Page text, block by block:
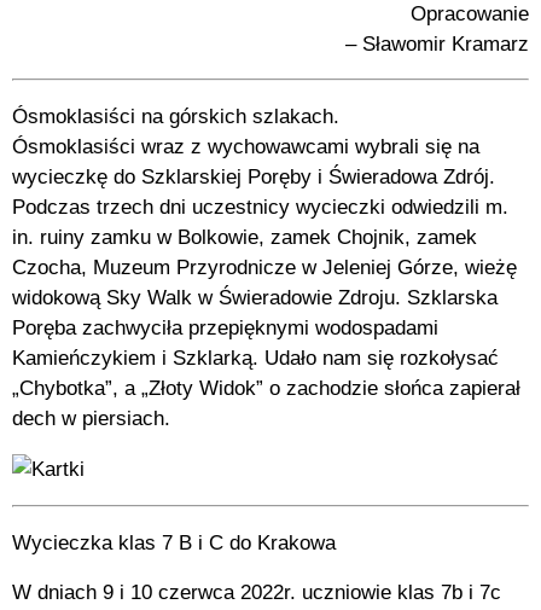
Opracowanie
– Sławomir Kramarz
Ósmoklasiści na górskich szlakach.
Ósmoklasiści wraz z wychowawcami wybrali się na
wycieczkę do Szklarskiej Poręby i Świeradowa Zdrój.
Podczas trzech dni uczestnicy wycieczki odwiedzili m.
in. ruiny zamku w Bolkowie, zamek Chojnik, zamek
Czocha, Muzeum Przyrodnicze w Jeleniej Górze, wieżę
widokową Sky Walk w Świeradowie Zdroju. Szklarska
Poręba zachwyciła przepięknymi wodospadami
Kamieńczykiem i Szklarką. Udało nam się rozkołysać
„Chybotka”, a „Złoty Widok” o zachodzie słońca zapierał
dech w piersiach.
Wycieczka klas 7 B i C do Krakowa
W dniach 9 i 10 czerwca 2022r. uczniowie klas 7b i 7c